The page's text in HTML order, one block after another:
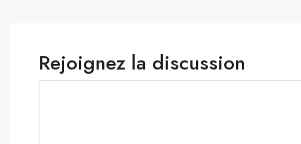
Rejoignez la discussion